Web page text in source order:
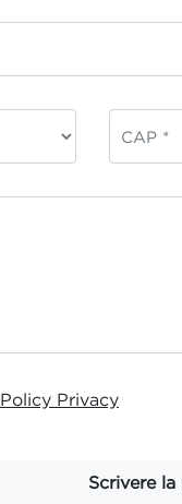
Policy Privacy
Scrivere